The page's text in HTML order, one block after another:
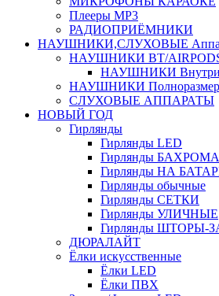
Плееры MP3
РАДИОПРИЁМНИКИ
НАУШНИКИ,СЛУХОВЫЕ
НАУШНИКИ BT/
НАУШНИКИ
НАУШНИКИ
СЛУХОВЫЕ АППАРАТЫ
НОВЫЙ ГОД
Гирлянды
Гирлянды LED
Гирлянды БАХРОМА
Гирлянды НА
Гирлянды обычные
Гирлянды СЕТКИ
Гирлянды УЛИЧНЫЕ
Гирлянды ШТОРЫ-
ДЮРАЛАЙТ
Ёлки искусственные
Ёлки LED
Ёлки ПВХ